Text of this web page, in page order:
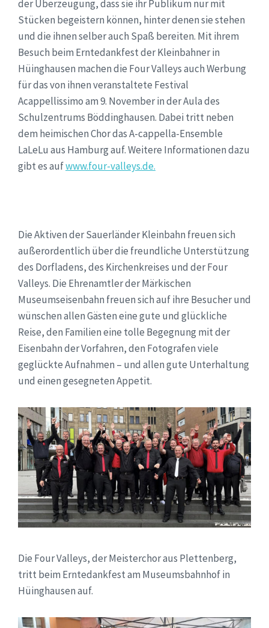
der Überzeugung, dass sie ihr Publikum nur mit
Stücken begeistern können, hinter denen sie stehen
und die ihnen selber auch Spaß bereiten. Mit ihrem
Besuch beim Erntedankfest der Kleinbahner in
Hüinghausen machen die Four Valleys auch Werbung
für das von ihnen veranstaltete Festival
Acappellissimo am 9. November in der Aula des
Schulzentrums Böddinghausen. Dabei tritt neben
dem heimischen Chor das A-cappella-Ensemble
LaLeLu aus Hamburg auf. Weitere Informationen dazu
gibt es aufwww.four-valleys.de.
Die Aktiven der Sauerländer Kleinbahn freuen sich
außerordentlich über die freundliche Unterstützung
des Dorfladens, des Kirchenkreises und der Four
Valleys. Die Ehrenamtler der Märkischen
Museumseisenbahn freuen sich auf ihre Besucher und
wünschen allen Gästen eine gute und glückliche
Reise, den Familien eine tolle Begegnung mit der
Eisenbahn der Vorfahren, den Fotografen viele
geglückte Aufnahmen – und allen gute Unterhaltung
und einen gesegneten Appetit.
Die Four Valleys, der Meisterchor aus Plettenberg,
tritt beim Erntedankfest am Museumsbahnhof in
Hüinghausen auf.